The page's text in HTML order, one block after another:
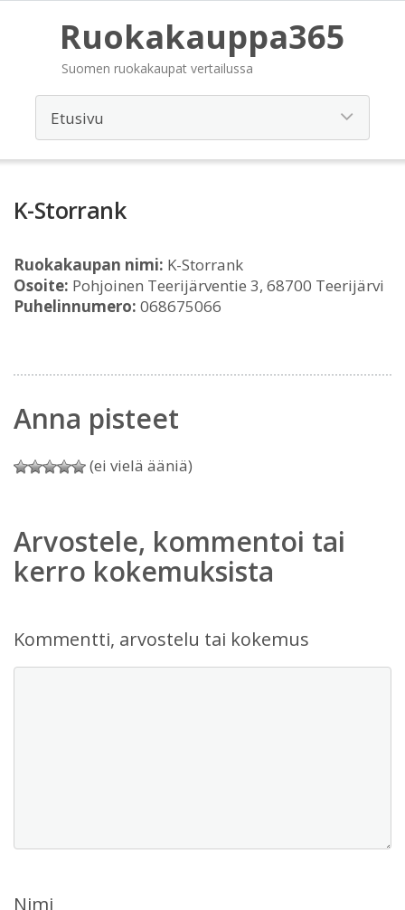
Ruokakauppa365
Suomen ruokakaupat vertailussa
K-Storrank
Ruokakaupan nimi: K-Storrank
Osoite: Pohjoinen Teerijärventie 3, 68700 Teerijärvi
Puhelinnumero: 068675066
Anna pisteet
(ei vielä ääniä)
Arvostele, kommentoi tai
kerro kokemuksista
Kommentti, arvostelu tai kokemus
Nimi